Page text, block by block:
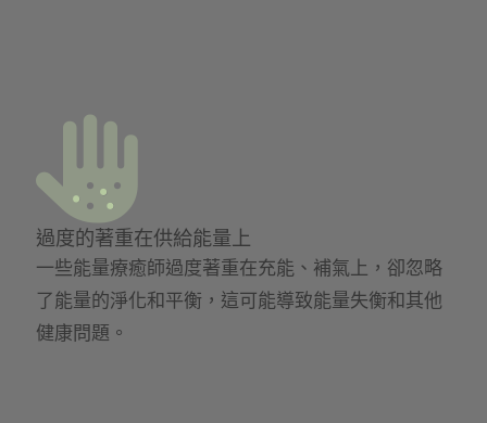
過度的著重在供給能量上
一些能量療癒師過度著重在充能、補氣上，卻忽略
了能量的淨化和平衡，這可能導致能量失衡和其他
健康問題。